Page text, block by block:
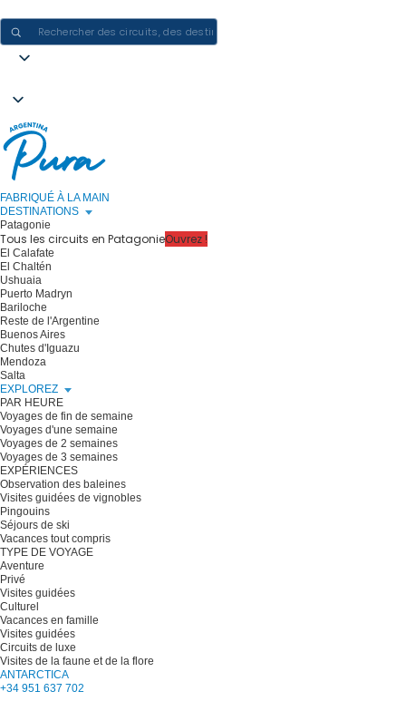
FABRIQUÉ À LA MAIN
DESTINATIONS
Patagonie
Tous les circuits en PatagonieOuvrez !
El Calafate
El Chaltén
Ushuaia
Puerto Madryn
Bariloche
Reste de l'Argentine
Buenos Aires
Chutes d'Iguazu
Mendoza
Salta
EXPLOREZ
PAR HEURE
Voyages de fin de semaine
Voyages d'une semaine
Voyages de 2 semaines
Voyages de 3 semaines
EXPÉRIENCES
Observation des baleines
Visites guidées de vignobles
Pingouins
Séjours de ski
Vacances tout compris
TYPE DE VOYAGE
Aventure
Privé
Visites guidées
Culturel
Vacances en famille
Visites guidées
Circuits de luxe
Visites de la faune et de la flore
ANTARCTICA
+34 951 637 702